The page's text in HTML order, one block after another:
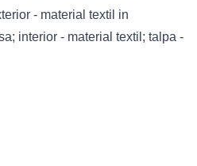
- material textil in
interior - material textil; talpa -